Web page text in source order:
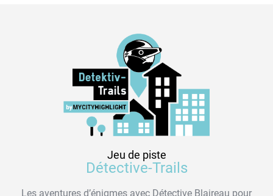
Jeu de piste
Détective-Trails
Les aventures d’énigmes avec Détective Blaireau pour